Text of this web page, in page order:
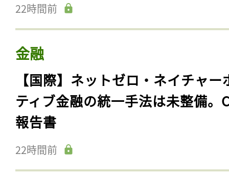
22時間前
金融
【国際】ネットゼロ・ネイチャー
ティブ金融の統一手法は未整備。
報告書
22時間前